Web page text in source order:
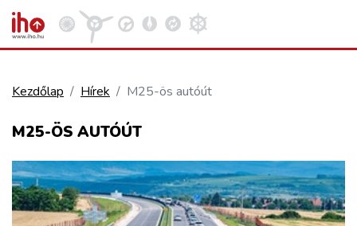
VASÚT
KÖZÚT
REPÜLÉS
Kezdőlap Hírek M25-ös autóút
M25-ÖS AUTÓÚT